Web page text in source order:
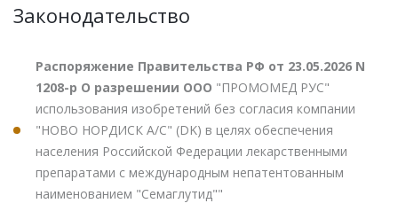
Законодательство
Распоряжение Правительства РФ от 23.05.2026 N
1208-р О разрешении ООО "ПРОМОМЕД РУС"
использования изобретений без согласия компании
"НОВО НОРДИСК А/С" (DK) в целях обеспечения
населения Российской Федерации лекарственными
препаратами с международным непатентованным
наименованием "Семаглутид""